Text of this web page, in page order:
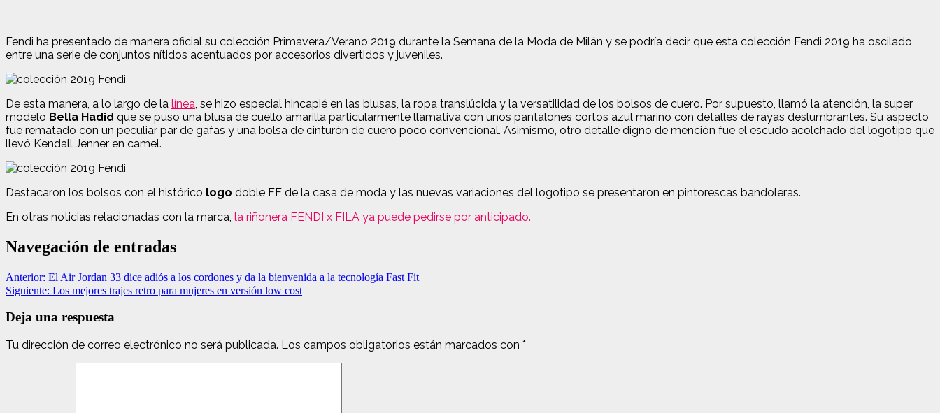
Fendi ha presentado de manera oficial su colección Primavera/Verano 2019 durante la Semana de la Moda de Milán y se podría decir que esta colección Fendi 2019 ha oscilado
entre una serie de conjuntos nítidos acentuados por accesorios divertidos y juveniles.
De esta manera, a lo largo de la línea, se hizo especial hincapié en las blusas, la ropa translúcida y la versatilidad de los bolsos de cuero. Por supuesto, llamó la atención, la super
modelo Bella Hadid que se puso una blusa de cuello amarilla particularmente llamativa con unos pantalones cortos azul marino con detalles de rayas deslumbrantes. Su aspecto
fue rematado con un peculiar par de gafas y una bolsa de cinturón de cuero poco convencional. Asimismo, otro detalle digno de mención fue el escudo acolchado del logotipo que
llevó Kendall Jenner en camel.
Destacaron los bolsos con el histórico logo doble FF de la casa de moda y las nuevas variaciones del logotipo se presentaron en pintorescas bandoleras.
En otras noticias relacionadas con la marca, la riñonera FENDI x FILA ya puede pedirse por anticipado.
Navegación de entradas
Anterior: El Air Jordan 33 dice adiós a los cordones y da la bienvenida a la tecnología Fast Fit
Siguiente: Los mejores trajes retro para mujeres en versión low cost
Deja una respuesta
Tu dirección de correo electrónico no será publicada. Los campos obligatorios están marcados con *